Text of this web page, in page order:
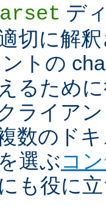
デ
切に解
トの
るため
ライア
数のド
選ぶコ
も役に